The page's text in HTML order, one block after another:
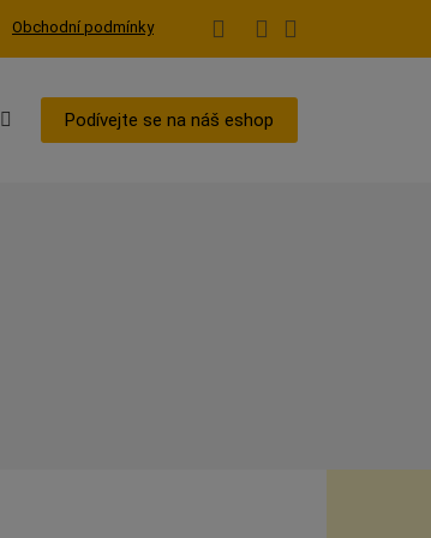
Obchodní podmínky
VyhledáváníPodívejte se na náš eshop